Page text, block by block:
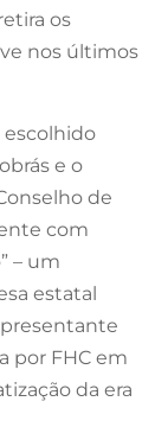
os
nos últimos
escolhido
e o
de
com
– um
estatal
por FHC em
da era